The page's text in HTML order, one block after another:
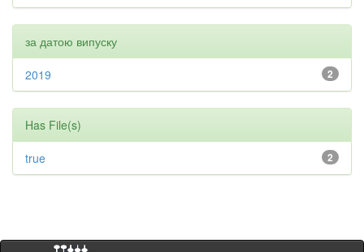
за датою випуску
2
2019
Has File(s)
2
true